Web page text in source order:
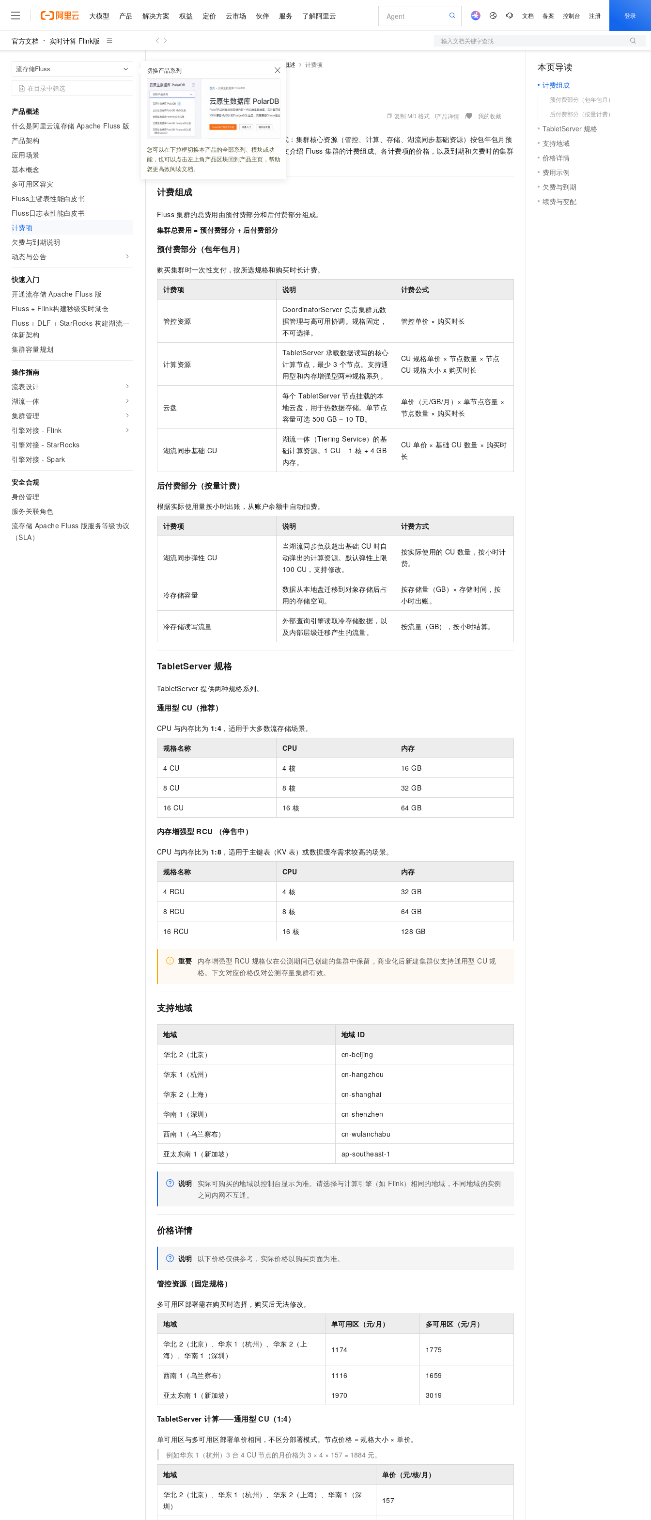
大模型 产品 解决方案 权益 定价 云市场 伙伴 服务 了解阿里云 文档 备案 控制台 注册 登录
官方文档 实时计算 Flink版 输入文档关键字查找
流存储Fluss 切换产品系列
您可以在下拉框切换本产品的全部系列、模块或功
能，也可以点击左上角产品区块回到产品主页，帮助
您更高效阅读文档。
产品概述
什么是阿里云流存储 Apache Fluss 版
产品架构
应用场景
基本概念
多可用区容灾
Fluss主键表性能白皮书
Fluss日志表性能白皮书
计费项
欠费与到期说明
动态与公告
快速入门
开通流存储 Apache Fluss 版
Fluss + Flink构建秒级实时湖仓
Fluss + DLF + StarRocks 构建湖流一
体新架构
集群容量规划
操作指南
流表设计
湖流一体
集群管理
引擎对接 - Flink
引擎对接 - StarRocks
引擎对接 - Spark
安全合规
身份管理
服务关联角色
流存储 Apache Fluss 版服务等级协议
（SLA）
产品概述 计费项
计费项
更新时间： 2026-06-29 10:04:36 复制 MD 格式 产品详情 我的收藏
流存储 Apache Fluss 版采用混合计费模式：集群核心资源（管控、计算、存储、湖流同步基础资源）按包年包月预
付费，弹性资源和冷存储按量后付费。本文介绍 Fluss 集群的计费组成、各计费项的价格，以及到期和欠费时的集群
行为。
计费组成
Fluss 集群的总费用由预付费部分和后付费部分组成。
集群总费用 = 预付费部分 + 后付费部分
预付费部分（包年包月）
购买集群时一次性支付，按所选规格和购买时长计费。
计费项 说明 计费公式
管控资源
CoordinatorServer 负责集群元数
据管理与高可用协调。规格固定，
不可选择。
管控单价 × 购买时长
计算资源
TabletServer 承载数据读写的核心
计算节点，最少 3 个节点。支持通
用型和内存增强型两种规格系列。
CU 规格单价 × 节点数量 × 节点
CU 规格大小 x 购买时长
云盘
每个 TabletServer 节点挂载的本
地云盘，用于热数据存储。单节点
容量可选 500 GB ~ 10 TB。
单价（元/GB/月）× 单节点容量 ×
节点数量 × 购买时长
湖流同步基础 CU
湖流一体（Tiering Service）的基
础计算资源。1 CU = 1 核 + 4 GB
内存。
CU 单价 × 基础 CU 数量 × 购买时
长
后付费部分（按量计费）
根据实际使用量按小时出账，从账户余额中自动扣费。
计费项 说明 计费方式
湖流同步弹性 CU
当湖流同步负载超出基础 CU 时自
动弹出的计算资源。默认弹性上限
100 CU，支持修改。
按实际使用的 CU 数量，按小时计
费。
冷存储容量
数据从本地盘迁移到对象存储后占
用的存储空间。
按存储量（GB）× 存储时间，按
小时出账。
冷存储读写流量
外部查询引擎读取冷存储数据，以
及内部层级迁移产生的流量。
按流量（GB），按小时结算。
TabletServer 规格
TabletServer 提供两种规格系列。
通用型 CU（推荐）
CPU 与内存比为 1:4 ，适用于大多数流存储场景。
规格名称 CPU 内存
4 CU 4 核 16 GB
8 CU 8 核 32 GB
16 CU 16 核 64 GB
内存增强型 RCU （停售中）
CPU 与内存比为 1:8 ，适用于主键表（KV 表）或数据缓存需求较高的场景。
规格名称 CPU 内存
4 RCU 4 核 32 GB
8 RCU 8 核 64 GB
16 RCU 16 核 128 GB
重要
内存增强型 RCU 规格仅在公测期间已创建的集群中保留，商业化后新建集群仅支持通用型 CU 规
格。下文对应价格仅对公测存量集群有效。
支持地域
地域 地域 ID
华北 2（北京） cn-beijing
华东 1（杭州） cn-hangzhou
华东 2（上海） cn-shanghai
华南 1（深圳） cn-shenzhen
西南 1（乌兰察布） cn-wulanchabu
亚太东南 1（新加坡） ap-southeast-1
说明
实际可购买的地域以控制台显示为准。请选择与计算引擎（如 Flink）相同的地域，不同地域的实例
之间内网不互通。
价格详情
说明 以下价格仅供参考，实际价格以购买页面为准。
管控资源（固定规格）
多可用区部署需在购买时选择，购买后无法修改。
地域 单可用区（元/月） 多可用区（元/月）
华北 2（北京）、华东 1（杭州）、华东 2（上
海）、华南 1（深圳）
1174 1775
西南 1（乌兰察布） 1116 1659
亚太东南 1（新加坡） 1970 3019
TabletServer 计算——通用型 CU（1:4）
单可用区与多可用区部署单价相同，不区分部署模式。节点价格 = 规格大小 × 单价。
例如华东 1（杭州）3 台 4 CU 节点的月价格为 3 × 4 × 157 = 1884 元。
地域 单价（元/核/月）
华北 2（北京）、华东 1（杭州）、华东 2（上海）、华南 1（深
圳）
157
本页导读
计费组成
预付费部分（包年包月）
后付费部分（按量计费）
TabletServer 规格
支持地域
价格详情
费用示例
欠费与到期
续费与变配
大模型
大模型
文本生成
Qwen3.8-Max HOT
智能体时代全能旗舰模型
能看、能想、能动手的多模态智能体模型
Qwen3-VL-Plus
视觉 Coding、空间感知、多模态思考等全面升级
Kimi-K3 NEW
Kimi 最新旗舰模型，长程编程与推理利器
GLM-5.2
1M上下文，专为长程任务能力而生
HappyHorse-1.1-T2V
语音识别与合成
Qwen3-TTS-Flash
千问AI平台-Token Plan NEW
在线体验全尺寸、多种模态的模型效果
Happy 系列大模型
大模型服务平台百炼-应用模版
丰富多元化的应用模版和解决方案
大模型服务平台百炼-智能体
灵活可视化地构建企业级 Agent
人工智能平台 PAI
AI Native 的算法工程平台，一站式完成建模、训练、推理服务部署
Qoder HOT
面向真实软件的智能体编程平台
大模型解决方案
快速部署 Dify，高效搭建 AI 应用 10分钟微调：让0.6B模型媲美235B模型
即刻拥有 DeepSeek-R1 满血版
多种方案随心选，轻松解锁专属 DeepSeek
多模态数据信息提取
超强辅助，Bolt.diy 一步搞定创意建站
通过自然语言交互简化开发流程,全栈开发支持
产品
精选产品
人工智能与机器学习
容器
存储
网络与CDN
安全
中间件
媒体服务
企业服务与云通信
域名与网站
Serverless
开发工具
迁移与运维管理
专有云
精选产品
大模型服务平台百炼
大模型服务与应用平台
千问大模型
多元化、高性能、安全可靠的大模型服务
无影云电脑
随时随地安全接入的云上超级电脑
云解析DNS
云原生大数据计算服务 MaxCompute
域名与网站
对象存储 OSS
人工智能平台 PAI 大模型
一站式AI开发、训练和推理服务
Qoder CN
全托管，含MySQL、PostgreSQL、SQL Server、MariaDB多引擎
Qoder
面向真实软件的智能体编程平台
轻量应用服务器
数字证书管理服务（原SSL证书）
实现全站HTTPS，呈现可信的WEB访问
大数据开发治理平台 DataWorks
解决方案
精选解决方案
AI
大数据
现代化应用
网络
可观测
企业出海
政企业务
精选解决方案
睿译宝，AI翻译排版一步到位
上传文档即自动完成翻译和格式还原
GLM-5.2：长任务时代开源旗舰模型
真正可用的 1M 上下文,一次完成代码全链路开发
Hermes Agent，打造自进化智能体
自主进化，持久记忆，越用越聪明
快速拥有专属 OpenClaw
即刻拥有 DeepSeek-V4-Pro
轻松解锁专属 DeepSeek-V4-Pro
5 分钟轻松部署专属 QwenPaw HOT
从聊天伙伴进化为能主动干活的本地数字员工
Claude Code + GStack 打造工程团队
一键购买专属联机服务器，轻松开启游戏
高效搭建 AI 智能体与工作流应用
通过阿里云百炼高效搭建AI应用,助力高效开发
Agency Agents：拥有专属领域专家
HappyHorse 打造一站式影视创作平台
漫剧工坊：一站式动画创作平台
快速生产连贯的高质量长漫剧
10 分钟搭建微信、支付宝小程序
高效部署网站，快速应用到小程序
权益 普惠上云
普惠上云 官方力荐
云服务器38元/年起，超值低价云产品抢先购
官方推荐返现计划
推荐新用户得奖励，单订单最高返9万
云工开物
高校专属算力普惠，学生认证享300元代金券
免费试用
解决方案免费试用 新老同享
AI 产品 免费试用
1亿+ 大模型 tokens 和 30+ 款产品免费体验
140+云产品 免费试用
产品新客免费试用，最长12个月
大模型ACA认证体验
助力企业全员 AI 认知与能力提升
AI 特惠
智启 AI 普惠权益
阿里云 OPC 创新助力计划
至高百万元 Token 补贴，加速一人公司成长
Token Plan 模型订阅计划 NEW
Qwen3.8-Max 首发尝鲜，限时加量 10 倍，夜间低至2折
千问办公，限时限量积分加倍
Night Plan 支持 Qwen 3.8-Max
夜间 5 折，Qwen/Meoo/TokenPlan 客户专享
AI 场景体验
从图文生成到视频创作，一键激活电商全链路生产力
AI 广告创作
图文、视频一站生成，高效打造优质广告素材
AI 活动
AI 生产力先锋
先锋实践拓展 AI 生产力的边界
飞天发布时刻
所见，即是所愿
AI 实训营
从基础到进阶，Agent 创客手把手教你
创新加速
覆盖90%+业务场景，专享组合折扣价
定价 产品定价
了解云产品的定价详情
云上成本管理
管理和优化成本
价格计算器
自助选配和估算价格
价格优势
推动算力普惠，释放技术红利
配置报价器
阿里云 OPC 创新助力计划
Token 补贴，五大权
益加速 OPC 成功
云市场 精选商城
网站建设
多端小程序
Salesforce 国际版订阅
友盟天域
观测云
Tuya 物联网平台阿里云版
电子合同
畅捷通
Tableau 订阅
AI空中课堂在线直播课堂（旗舰版）
生态解决方案
行业生态解决方案
数据与 API
数据集
身份实名认证
短信
OCR 文字识别
发票查验
天气预报查询
企业应用
OA 办公系统
财税管理
400电话
广告营销
基础软件
JAVA
建站小程序
模板建站
APP 开发
建站系统
专业服务
公司注册
上云迁移
代维服务
伙伴 成为销售伙伴
分销伙伴
咨询伙伴
销售伙伴合作计划
Salesforce On Alibaba Cloud
Consulting Partner 合作计划
成为产品伙伴
产品生态集成认证中心
产品生态伙伴工作台
产品伙伴合作计划
云网络合作计划
服务伙伴合作计划
Al MaaS 服务伙伴赋能合作
伙伴信用分合作计划
更多支持
合作伙伴培训与认证
查询合作伙伴
登录合作伙伴管理后台
服务 售前咨询
在线服务
售后服务
自助服务
工单服务
短信专区
企业增值服务
企业支持计划
企业增值服务台
企业成长
服务实践
阿里云认证
信息公告
官网公告
开发者社区
镜像站
我要反馈
我要建议
我要投诉
了解阿里云 为什么选择阿里云
什么是云计算
技术领先
稳定可靠
安全合规
分析师报告
研究报告与白皮书
天池大赛
AI 算法大赛
云开发大赛
入门学习赛
最佳实践
云上春晚
云栖战略参考
云上的中国
看见新力量
金融模力时刻
客户案例
市场活动
魔搭 ModelScope
加入我们